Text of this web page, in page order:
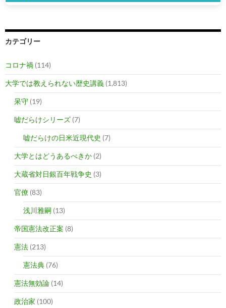
カテゴリー
コロナ禍 (114)
大学では教えられない歴史講義 (1,813)
呆守 (19)
嘘だらけシリーズ (7)
嘘だらけの日米近現代史 (7)
大学とはどうあるべきか (2)
大蔵省対日銀百年戦争史 (3)
官僚 (83)
浅川雅嗣 (13)
帝国憲法改正案 (8)
憲法 (213)
憲法典 (76)
憲法無効論 (14)
政治家 (100)